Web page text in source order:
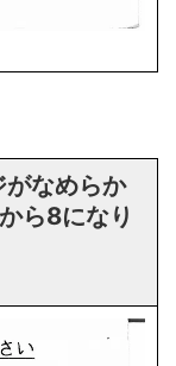
がなめらか
ら8になり